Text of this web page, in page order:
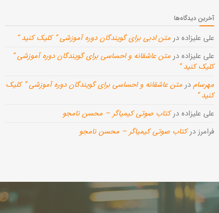
آخرین دیدگاه‌ها
علی علیزاده در متن ادبی برای گویندگان دوره آموزشی ” کلیک کنید “
علی علیزاده در متن عاشقانه و احساسی برای گویندگان دوره آموزشی ”
کلیک کنید “
مهرسام در متن عاشقانه و احساسی برای گویندگان دوره آموزشی ” کلیک
کنید “
علی علیزاده درکتاب صوتی کیمیاگر – محسن نامجو
فرامرز درکتاب صوتی کیمیاگر – محسن نامجو